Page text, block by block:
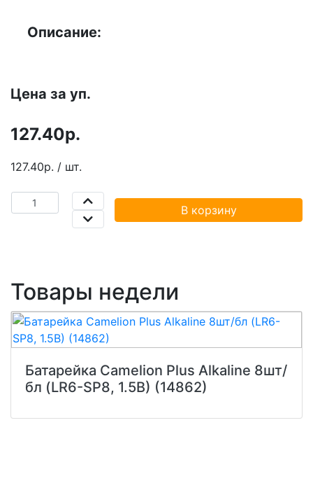
Описание:
Цена за уп.
127.40р.
127.40р. / шт.
В корзину
Товары недели
Батарейка Camelion Plus Alkaline 8шт/
бл (LR6-SP8, 1.5В) (14862)